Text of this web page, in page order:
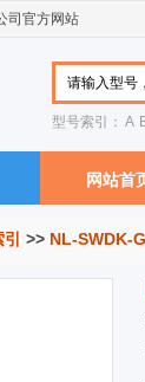
司官方网站
型号索引： A
网站首
>> NL-SWDK-